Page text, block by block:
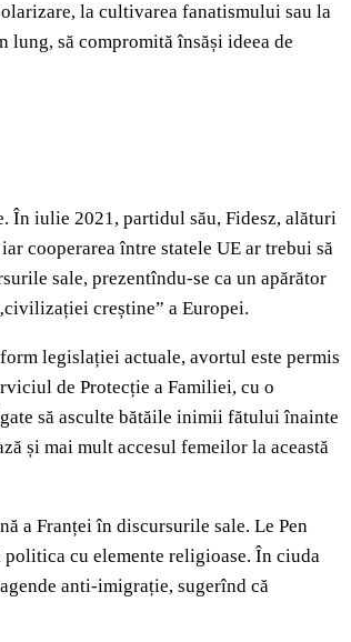
la cultivarea fanatismului sau la
lung, să compromită însăși ideea de
În iulie 2021, partidul său, Fidesz, alături
cooperarea între statele UE ar trebui să
sale, prezentîndu-se ca un apărător
creștine” a Europei.
legislației actuale, avortul este permis
de Protecție a Familiei, cu o
să asculte bătăile inimii fătului înainte
și mai mult accesul femeilor la această
a Franței în discursurile sale. Le Pen
cu elemente religioase. În ciuda
anti-imigrație, sugerînd că